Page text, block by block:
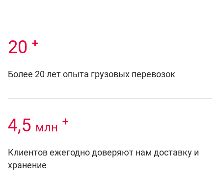
20 +
Более 20 лет опыта грузовых перевозок
4,5 млн +
Клиентов ежегодно доверяют нам доставку и
хранение